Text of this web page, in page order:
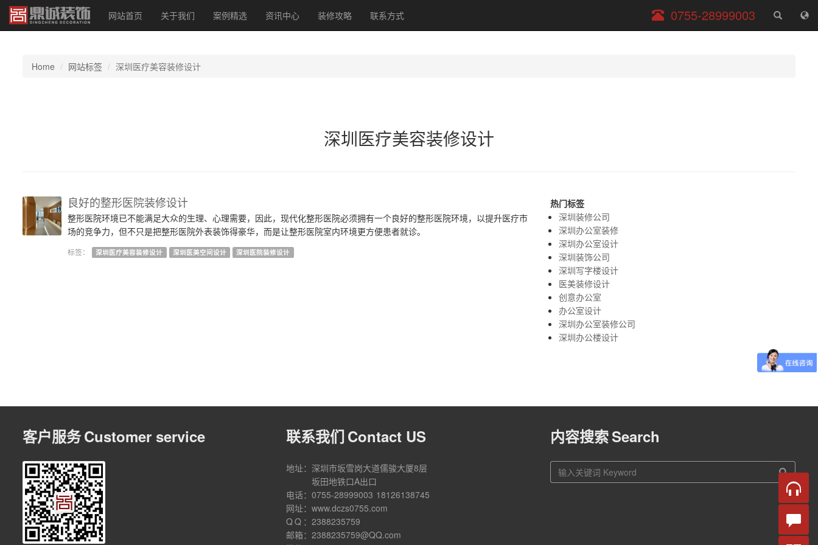
网站首页 关于我们 案例精选 资讯中心 装修攻略 联系方式
服
务
0755-28999003
Home 网站标签 深圳医疗美容装修设计
深圳医疗美容装修设计
良好的整形医院装修设计
整形医院环境已不能满足大众的生理、心理需要，因此，现代化整形医院必须拥有一个良好的整形医院环境，以提升医疗市
场的竞争力，但不只是把整形医院外表装饰得豪华，而是让整形医院室内环境更方便患者就诊。
标签： 深圳医疗美容装修设计 深圳医美空间设计 深圳医院装修设计
热门标签
深圳装修公司
深圳办公室装修
深圳办公室设计
深圳装饰公司
深圳写字楼设计
医美装修设计
创意办公室
办公室设计
深圳办公室装修公司
深圳办公楼设计
客户服务Customer service 联系我们 Contact US
地址： 深圳市坂雪岗大道儒骏大厦8层
坂田地铁口A出口
电话：0755-28999003 18126138745
网址：www.dczs0755.com
QQ ：2388235759
邮箱：2388235759@QQ.com
内容搜索Search
内
咨询